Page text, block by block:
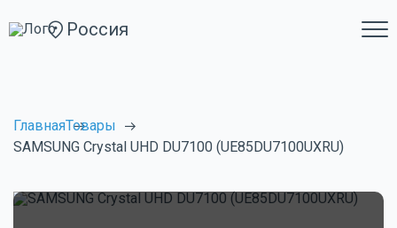
Россия
ГлавнаяТовары
SAMSUNG Crystal UHD DU7100 (UE85DU7100UXRU)